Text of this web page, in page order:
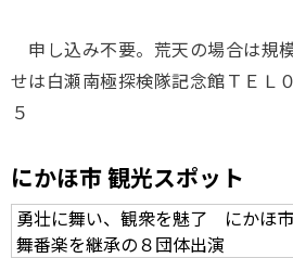
申し込み不要。荒天の場合は規
せは白瀬南極探検隊記念館ＴＥＬ
５
にかほ市 観光スポット
勇壮に舞い、観衆を魅了 にかほ
舞番楽を継承の８団体出演